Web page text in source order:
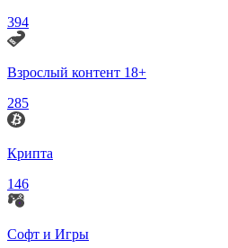
394
Взрослый контент 18+
285
Крипта
146
Софт и Игры